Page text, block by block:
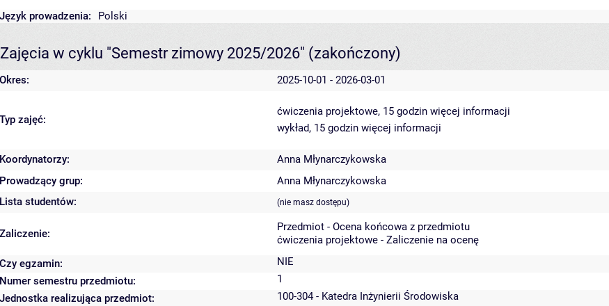
Język prowadzenia:
Polski
Zajęcia w cyklu "Semestr zimowy 2025/2026" (zakończony)
Okres: 2025-10-01 - 2026-03-01
Typ zajęć:
ćwiczenia projektowe, 15 godzin więcej informacji
wykład, 15 godzin więcej informacji
Koordynatorzy:
Anna Młynarczykowska
Prowadzący grup:
Anna Młynarczykowska
Lista studentów:
(nie masz dostępu)
Zaliczenie:
Przedmiot - Ocena końcowa z przedmiotu
ćwiczenia projektowe - Zaliczenie na ocenę
Czy egzamin:
NIE
Numer semestru przedmiotu:
1
Jednostka realizująca przedmiot:
100-304 - Katedra Inżynierii Środowiska